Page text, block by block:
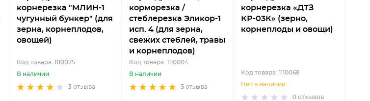
корнерезка "МЛИН-1
чугунный бункер" (для
зерна, корнеплодов,
овощей)
Код товара: 1110075
В наличии
3отзыва
корморезка /
стеблерезка Эликор-1
исп. 4 (для зерна,
свежих стеблей, травы
и корнеплодов)
Код товара: 1110004
В наличии
3 отзыва
корнерезка «ДТЗ
КР-03К» (зерно,
корнеплоды и овощи)
Код товара: 1110068
Нет в наличии
0 отзывов